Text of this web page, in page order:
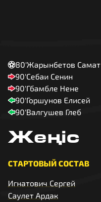
80'Жарынбетов Самат
90'Себаи Сенин
90'Гбамбле Нене
90'Горшунов Елисей
90'Валгушев Глеб
Жеңіс
СТАРТОВЫЙ СОСТАВ
Игнатович Сергей
Саулет Ардак